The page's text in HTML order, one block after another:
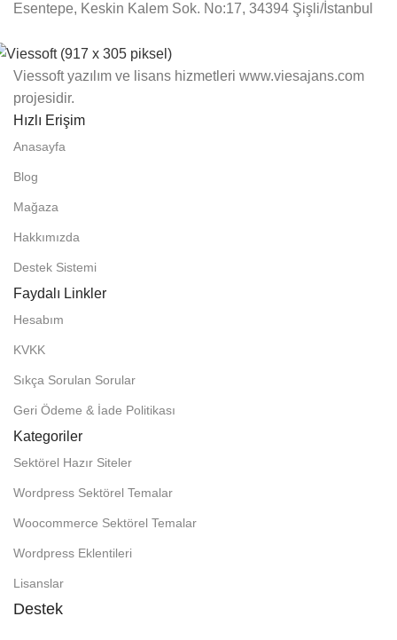
Esentepe, Keskin Kalem Sok. No:17, 34394 Şişli/İstanbul
Viessoft yazılım ve lisans hizmetleri www.viesajans.com
projesidir.
Hızlı Erişim
Anasayfa
Blog
Mağaza
Hakkımızda
Destek Sistemi
Faydalı Linkler
Hesabım
KVKK
Sıkça Sorulan Sorular
Geri Ödeme & İade Politikası
Kategoriler
Sektörel Hazır Siteler
Wordpress Sektörel Temalar
Woocommerce Sektörel Temalar
Wordpress Eklentileri
Lisanslar
Destek